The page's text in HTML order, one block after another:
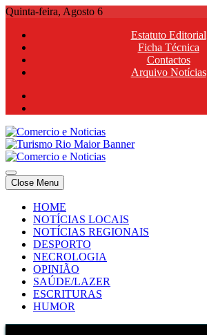
Skip
content
Quinta-feira, Agosto 6
Estatuto Editorial
Ficha Técnica
Contactos
Arquivo Notícias
Comercio e Noticias
Notícias e Publicidade Online
Comercio e Noticias
Notícias e Publicidade Online
Close Menu
HOME
NOTÍCIAS LOCAIS
NOTÍCIAS REGIONAIS
DESPORTO
NECROLOGIA
OPINIÃO
SAÚDE/LAZER
ESCRITURAS
HUMOR